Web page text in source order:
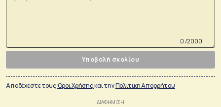
0 /2000
Υποβολή σχολίου
Αποδέχεστε τουςΌροι Χρήσηςκαι τηνΠολιτικη Απορρήτου